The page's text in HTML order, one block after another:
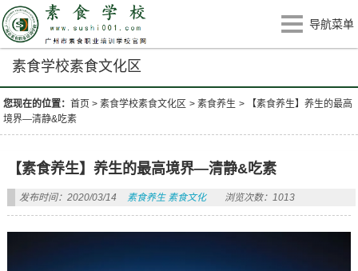
导航菜单
素食学校素食文化区
您现在的位置：首页 >素食学校素食文化区 >素食养生 >
【素食养生】养生的最高
境界—清静&吃素
【素食养生】养生的最高境界—清静&吃素
发布时间：2020/03/14 素食养生 素食文化 浏览次数：1013